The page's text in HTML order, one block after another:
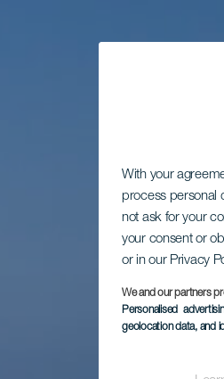
With your
process personal
not ask for your
your consent or
or in our Privacy
We and our partners
Personalised
geolocation data, and